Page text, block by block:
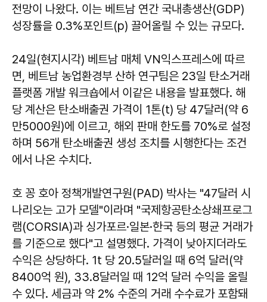
전망이 나왔다. 이는 베트남 연간 국내총생산(GDP)
성장률을 0.3%포인트(p) 끌어올릴 수 있는 규모다.
24일(현지시각) 베트남 매체 VN익스프레스에 따르
면, 베트남 농업환경부 산하 연구팀은 23일 탄소거래
플랫폼 개발 워크숍에서 이같은 내용을 발표했다. 해
당 계산은 탄소배출권 가격이 1톤(t) 당 47달러(약 6
만5000원)에 이르고, 해외 판매 한도를 70%로 설정
하며 56개 탄소배출권 생성 조치를 시행한다는 조건
에서 나온 수치다.
호 꽁 호아 정책개발연구원(PAD) 박사는 "47달러 시
나리오는 고가 모델"이라며 "국제항공탄소상쇄프로그
램(CORSIA)과 싱가포르·일본·한국 등의 평균 거래가
를 기준으로 했다"고 설명했다. 가격이 낮아지더라도
수익은 상당하다. 1t 당 20.5달러일 때 6억 달러(약
8400억 원), 33.8달러일 때 12억 달러 수익을 올릴
수 있다. 세금과 약 2% 수준의 거래 수수료가 포함돼